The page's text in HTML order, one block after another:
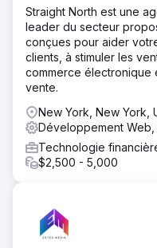
Straight North est une
leader du secteur
conçues pour aider
clients, à stimuler les
commerce
vente.
New York, New York,
Développement
Technologie
$2,500 - 5,000